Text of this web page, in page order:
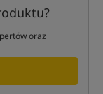
oraz